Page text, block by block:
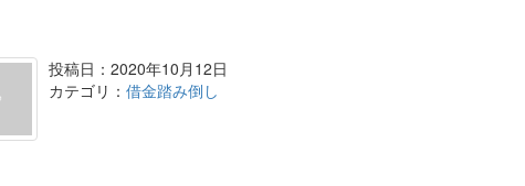
投稿日：2020年10月12日
カテゴリ： 借金踏み倒し